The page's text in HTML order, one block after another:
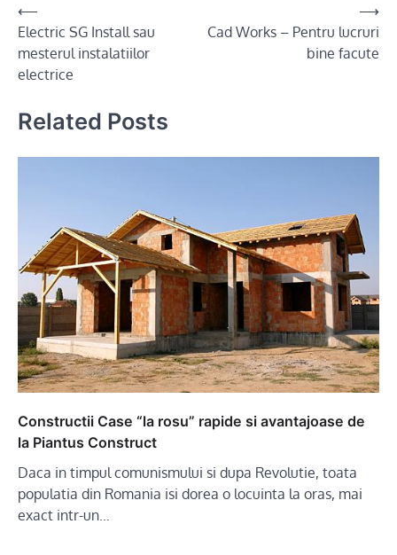
Post
navigation
⟵
Electric SG Install sau
mesterul instalatiilor
electrice
Cad Works – Pentru lucruri
bine facute
⟶
Related Posts
Constructii Case “la rosu” rapide si avantajoase de
la Piantus Construct
Daca in timpul comunismului si dupa Revolutie, toata
populatia din Romania isi dorea o locuinta la oras, mai
exact intr-un…